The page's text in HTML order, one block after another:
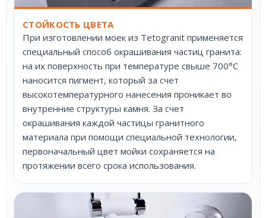
СТОЙКОСТЬ ЦВЕТА
При изготовлении моек из Tetogranit применяется
специальный способ окрашивания частиц гранита:
на их поверхность при температуре свыше 700°С
наносится пигмент, который за счет
высокотемпературного нанесения проникает во
внутренние структуры камня. За счет
окрашивания каждой частицы гранитного
материала при помощи специальной технологии,
первоначальный цвет мойки сохраняется на
протяжении всего срока использования.